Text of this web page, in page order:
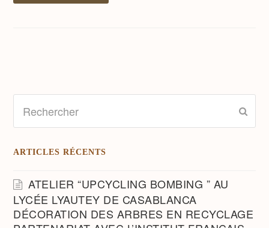
ARTICLES RÉCENTS
ATELIER “UPCYCLING BOMBING ” AU
LYCÉE LYAUTEY DE CASABLANCA
DÉCORATION DES ARBRES EN RECYCLAGE